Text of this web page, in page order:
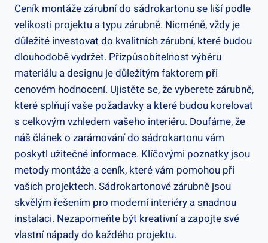
Ceník montáže zárubní do sádrokartonu se liší podle
velikosti projektu a typu zárubně. Nicméně, vždy je
důležité investovat do kvalitních zárubní, které budou
dlouhodobě vydržet. Přizpůsobitelnost výběru
materiálu a designu je důležitým faktorem při
cenovém hodnocení. Ujistěte se, že vyberete zárubně,
které splňují vaše požadavky a které budou korelovat
s celkovým vzhledem vašeho interiéru. Doufáme, že
náš článek o zarámování do sádrokartonu vám
poskytl užitečné informace. Klíčovými poznatky jsou
metody montáže a ceník, které vám pomohou při
vašich projektech. Sádrokartonové zárubně jsou
skvělým řešením pro moderní interiéry a snadnou
instalaci. Nezapomeňte být kreativní a zapojte své
vlastní nápady do každého projektu.